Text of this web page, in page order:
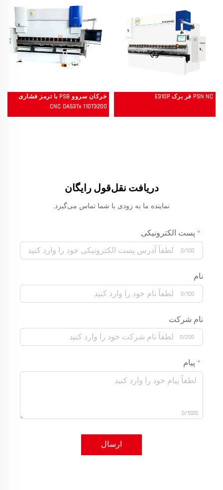
PSN NC فر برک E310P
خرکان سروو PSB با ترمز فشاری
CNC DA53Tx 110T3200
دریافت نقل‌قول رایگان
نماینده ما به زودی با شما تماس می‌گیرد.
پست الکترونیکی
0/100
نام
0/100
نام شرکت
0/200
پیام
0/1000
ارسال